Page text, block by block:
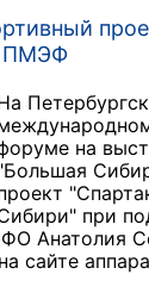
ПМЭФ
на
при
Анатолия
сайте